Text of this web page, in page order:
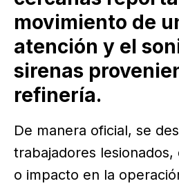
movimiento de
atención y el
sirenas
refinería.
De manera oficial, se
trabajadores lesionados,
o impacto en la